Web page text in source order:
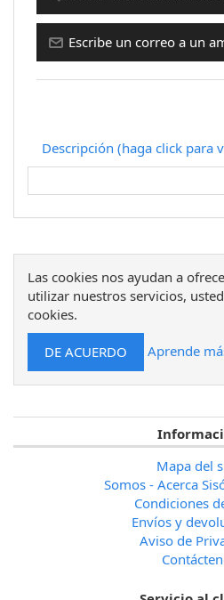
Descripción (haga click para
Las cookies nos ayudan a
utilizar nuestros servicios,
cookies.
Aprende
Mapa del
Somos - Acerca
Condiciones
Envíos y
Aviso de